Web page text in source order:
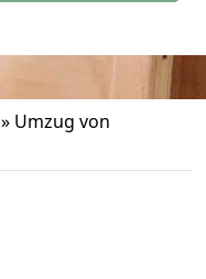
» Umzug von